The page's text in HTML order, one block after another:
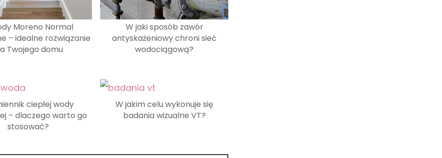
Moreno Normal
– idealne rozwiązanie
Twojego domu
W jaki sposób zawór
antyskażeniowy chroni sieć
wodociągową?
ciepłej wody
– dlaczego warto go
stosować?
W jakim celu wykonuje się
badania wizualne VT?